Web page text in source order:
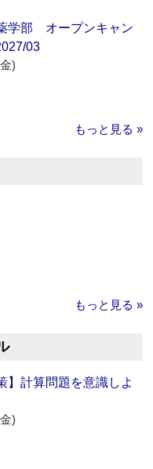
学部 オープンキャン
03
)
もっと見る »
もっと見る »
】計算問題を意識しよ
)